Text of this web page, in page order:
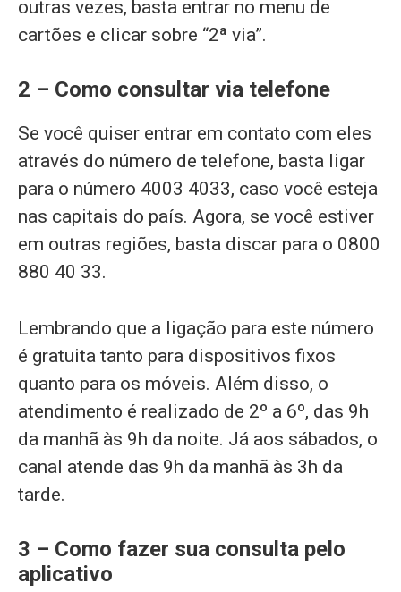
outras vezes, basta entrar no menu de
cartões e clicar sobre “2ª via”.
2 – Como consultar via telefone
Se você quiser entrar em contato com eles
através do número de telefone, basta ligar
para o número 4003 4033, caso você esteja
nas capitais do país. Agora, se você estiver
em outras regiões, basta discar para o 0800
880 40 33.
Lembrando que a ligação para este número
é gratuita tanto para dispositivos fixos
quanto para os móveis. Além disso, o
atendimento é realizado de 2º a 6º, das 9h
da manhã às 9h da noite. Já aos sábados, o
canal atende das 9h da manhã às 3h da
tarde.
3 – Como fazer sua consulta pelo
aplicativo